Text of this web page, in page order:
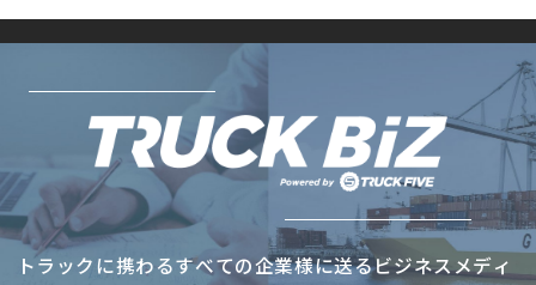
トラックに携わるすべての企業様に送るビジネスメディ